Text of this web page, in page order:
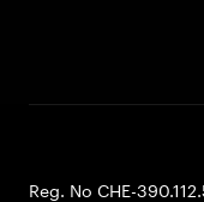
Reg. No CHE-